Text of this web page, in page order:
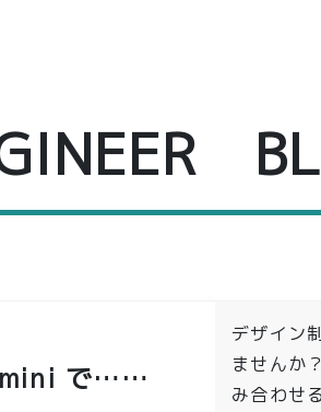
で……
デザイン
ませんか
み合わせ